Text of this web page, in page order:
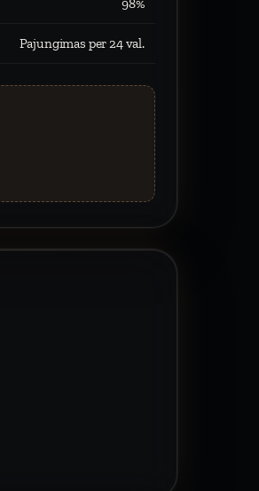
98%
Pajungimas per 24 val.